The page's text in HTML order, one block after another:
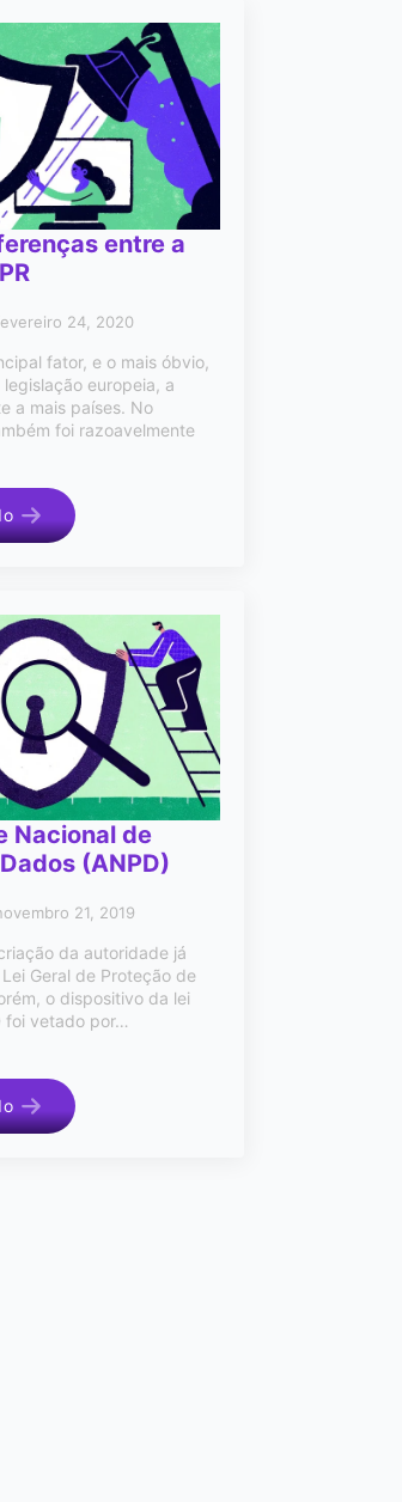
entre a
24, 2020
fator, e o mais óbvio,
europeia, a
a mais países. No
foi razoavelmente
Nacional de
(ANPD)
21, 2019
da autoridade já
Geral de Proteção de
o dispositivo da lei
foi vetado por…